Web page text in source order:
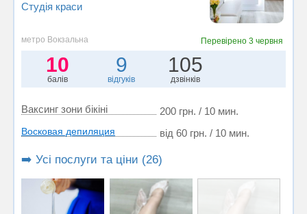
Студія краси
метро Вокзальна Перевірено 3 червня
10
балів
9
відгуків
105
дзвінків
Ваксинг зони бікіні 200 грн. / 10 мин.
Восковая депиляция від 60 грн. / 10 мин.
➡️ Усі послуги та ціни (26)